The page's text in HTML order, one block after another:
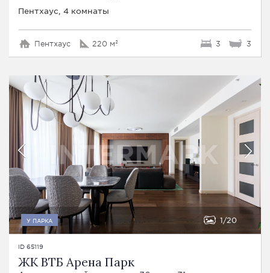
Пентхаус, 4 комнаты
Пентхаус 220 м² 3 3
У ПАРКА 1 20
ID 65119
ЖК ВТБ Арена Парк